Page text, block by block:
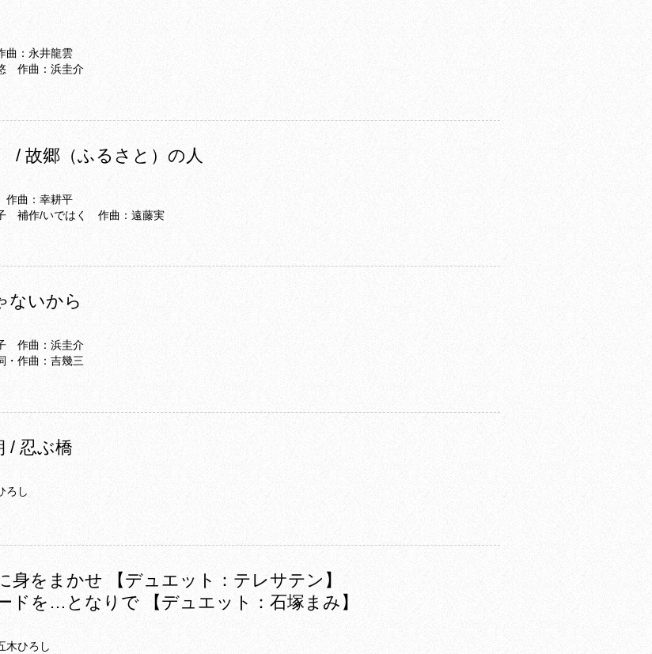
：永井龍雲
作曲：浜圭介
/ 故郷（ふるさと）の人
曲：幸耕平
補作/いではく 作曲：遠藤実
ないから
作曲：浜圭介
・作曲：吉幾三
/ 忍ぶ橋
ろし
身をまかせ 【デュエット：テレサテン】
ドを…となりで 【デュエット：石塚まみ】
木ひろし